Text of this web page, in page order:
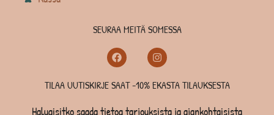
SEURAA MEITÄ SOMESSA
TILAA UUTISKIRJE SAAT -10% EKASTA TILAUKSESTA
Haluaisitko saada tietoa tarjouksista ja ajankohtaisista